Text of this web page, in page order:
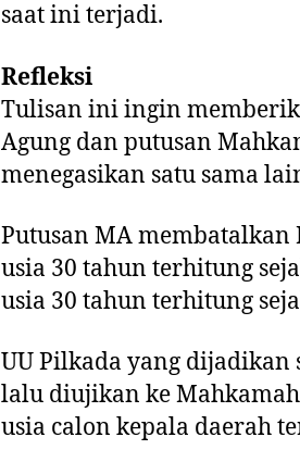
saat ini terjadi.
Refleksi
Tulisan ini ingin
Agung dan putusan
menegasikan satu sama
Putusan MA membatalkan
usia 30 tahun terhitung
usia 30 tahun terhitung
UU Pilkada yang dijadikan
lalu diujikan ke
usia calon kepala daerah